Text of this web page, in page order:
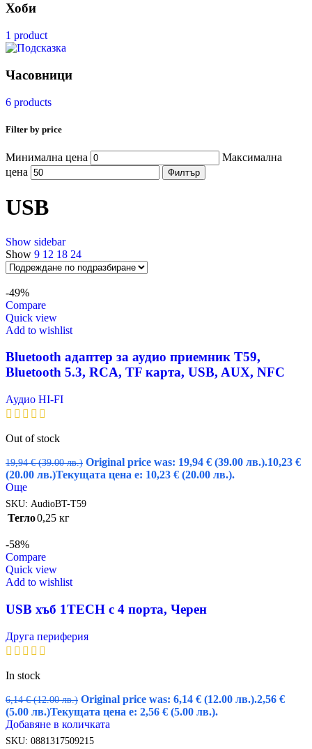
Хоби
1 product
Часовници
6 products
Filter by price
Минимална цена
Максимална
цена
Филтър
USB
Show sidebar
Show 9 12 18 24
-49%
Compare
Quick view
Add to wishlist
Bluetooth адаптер за аудио приемник T59,
Bluetooth 5.3, RCA, TF карта, USB, AUX, NFC
Аудио HI-FI
Out of stock
19,94€ (39.00 лв.) Original price was: 19,94 € (39.00 лв.).10,23 €
(20.00 лв.)Текущата цена е: 10,23 € (20.00 лв.).
Още
SKU: AudioBT-T59
Тегло0,25 кг
-58%
Compare
Quick view
Add to wishlist
USB хъб 1TECH с 4 порта, Черен
Друга периферия
In stock
6,14€ (12.00 лв.) Original price was: 6,14 € (12.00 лв.).2,56 €
(5.00 лв.)Текущата цена е: 2,56 € (5.00 лв.).
Добавяне в количката
SKU: 0881317509215